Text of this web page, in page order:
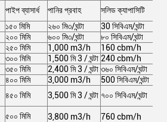
পাইপ ব্যাসার্ধ পানির প্রবাহ সলিড ক্যাপাসিটি
১৫০ মিমি ২৬০ মি৩/ঘন্টা 30 সিবিএম/ঘন্টা
২০০ মিমি ৬০০ মি৩/ঘন্টা ৮০ সিবিএম/ঘন্টা
২৫০ মিমি 1,000 m3/h 160 cbm/h
৩০০ মিমি 1,500 মি 3 / ঘন্টা 240 cbm/h
৩৫০ মিমি 2,400 মি 3 / ঘন্টা ৩৬০ সিবিএম/ঘন্টা
৪০০ মিমি 3,000 m3/h 500 সিবিএম/ঘন্টা
৪৫০ মিমি 3,500 মি 3 / ঘন্টা ৭০০ সিবিএম/ঘন্টা
৫০০ মিমি 3,800 m3/h 760 cbm/h